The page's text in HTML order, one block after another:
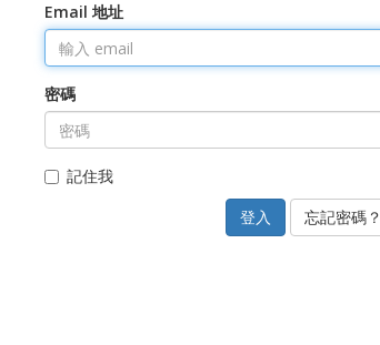
Email 地址
密碼
記住我
忘記密碼？